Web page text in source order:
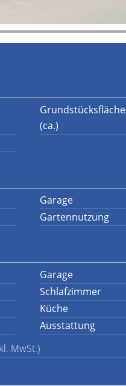
Grundstücksfläche
(ca.)
Garage
Gartennutzung
Garage
Schlafzimmer
Küche
Ausstattung
MwSt.)